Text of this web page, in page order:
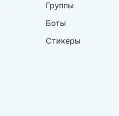
Группы
Боты
Стикеры